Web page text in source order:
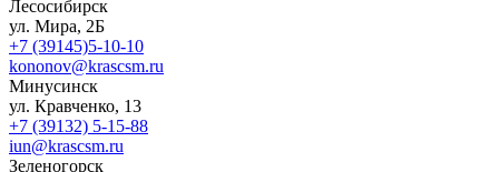
Лесосибирск
ул. Мира, 2Б
+7 (39145)5-10-10
kononov@krascsm.ru
Минусинск
ул. Кравченко, 13
+7 (39132) 5-15-88
iun@krascsm.ru
Зеленогорск